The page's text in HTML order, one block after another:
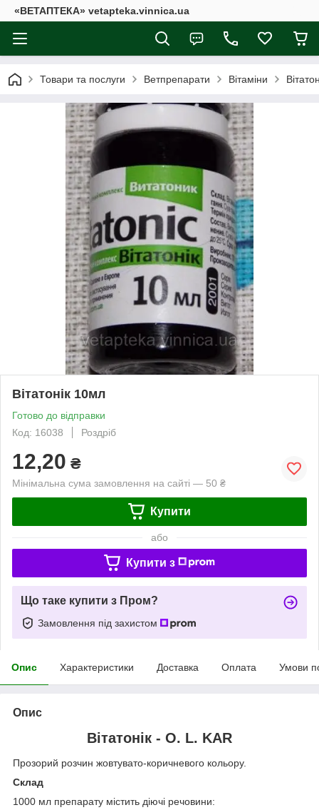
«ВЕТАПТЕКА» vetapteka.vinnica.ua
Товари та послуги Ветпрепарати Вітаміни
Вітатонік 10мл
Готово до відправки
Код: 16038
Роздріб
12,20 ₴
Мінімальна сума замовлення на сайті — 50 ₴
Купити
або
Купити з
Що таке купити з Пром?
Замовлення під захистом
Опис Характеристики Доставка Оплата Умови
Опис
Вітатонік - O. L. KAR
Прозорий розчин жовтувато-коричневого кольору.
Склад
1000 мл препарату містить діючі речовини: